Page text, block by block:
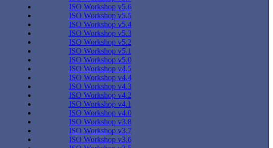
ISO Workshop v5.6
ISO Workshop v5.5
ISO Workshop v5.4
ISO Workshop v5.3
ISO Workshop v5.2
ISO Workshop v5.1
ISO Workshop v5.0
ISO Workshop v4.5
ISO Workshop v4.4
ISO Workshop v4.3
ISO Workshop v4.2
ISO Workshop v4.1
ISO Workshop v4.0
ISO Workshop v3.8
ISO Workshop v3.7
ISO Workshop v3.6